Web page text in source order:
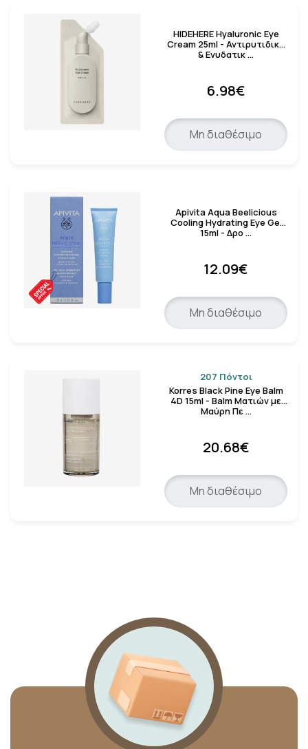
HIDEHERE Hyaluronic Eye
Cream 25ml - Αντιρυτιδική
& Ενυδατικ …
6.98€
Μη διαθέσιμο
Apivita Aqua Beelicious
Cooling Hydrating Eye Gel
15ml - Δρο …
12.09€
Μη διαθέσιμο
207 Πόντοι
Korres Black Pine Eye Balm
4D 15ml - Balm Ματιών με
Μαύρη Πε …
20.68€
Μη διαθέσιμο